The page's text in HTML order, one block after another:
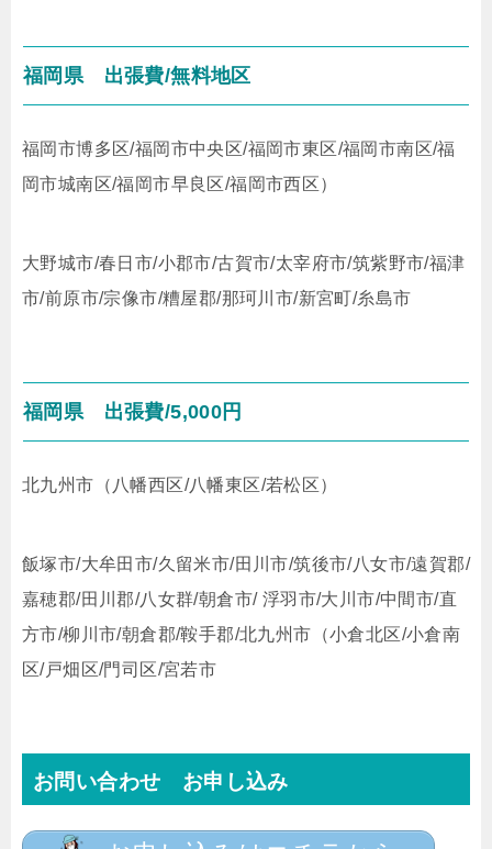
福岡県 出張費/無料地区
福岡市博多区/福岡市中央区/福岡市東区/福岡市南区/福
岡市城南区/福岡市早良区/福岡市西区）
大野城市/春日市/小郡市/古賀市/太宰府市/筑紫野市/福津
市/前原市/宗像市/糟屋郡/那珂川市/新宮町/糸島市
福岡県 出張費/5,000円
北九州市（八幡西区/八幡東区/若松区）
飯塚市/大牟田市/久留米市/田川市/筑後市/八女市/遠賀郡/
嘉穂郡/田川郡/八女群/朝倉市/ 浮羽市/大川市/中間市/直
方市/柳川市/朝倉郡/鞍手郡/北九州市（小倉北区/小倉南
区/戸畑区/門司区/宮若市
お問い合わせ お申し込み